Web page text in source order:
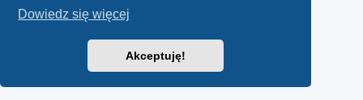
Dowiedz się więcej
Akceptuję!